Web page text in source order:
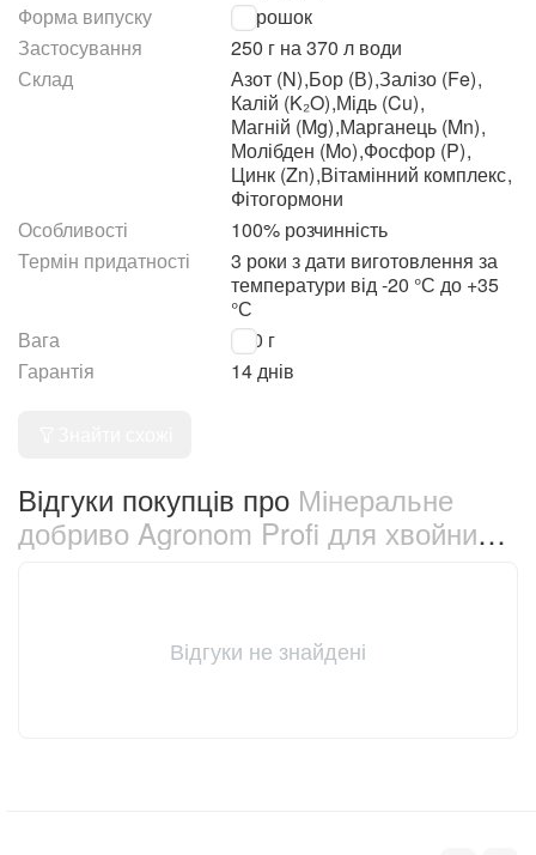
Форма випуску
Порошок
Застосування
250 г на 370 л води
Склад
Азот (N),Бор (В),Залізо (Fe),
Калій (K₂O),Мідь (Cu),
Магній (Mg),Марганець (Mn),
Молібден (Mo),Фосфор (P),
Цинк (Zn),Вітамінний комплекс,
Фітогормони
Особливості
100% розчинність
Термін придатності
3 роки з дати виготовлення за
температури від -20 °С до +35
°С
Вага
250 г
Гарантія
14 днів
Відгуки покупців про Мінеральне
добриво Agronom Profi для хвойних
Відгуки не знайдені